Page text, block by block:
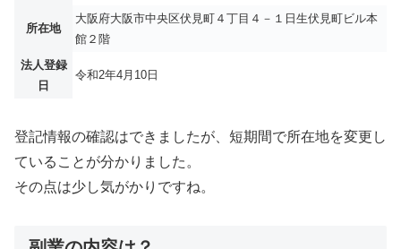
所在地
大阪府大阪市中央区伏見町４丁目４－１日生伏見町ビル本
館２階
法人登録
日
令和2年4月10日
登記情報の確認はできましたが、短期間で所在地を変更し
ていることが分かりました。
その点は少し気がかりですね。